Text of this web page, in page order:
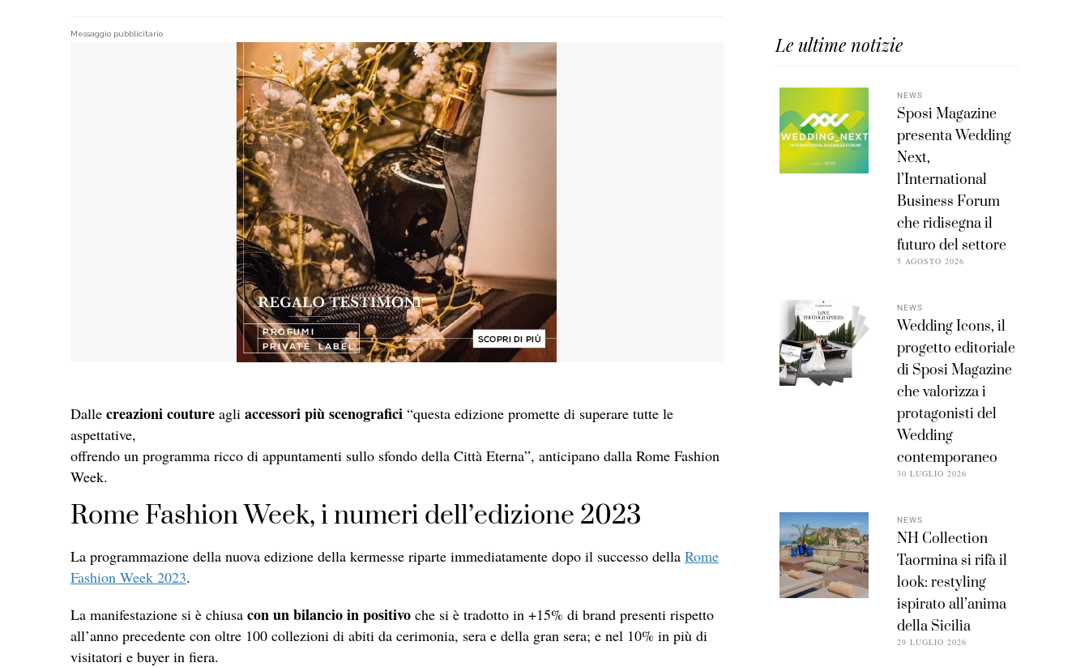
Messaggio pubblicitario
Dalle creazioni couture agli accessori più scenografici “questa edizione promette di superare tutte le
aspettative,
offrendo un programma ricco di appuntamenti sullo sfondo della Città Eterna”, anticipano dalla Rome Fashion
Week.
Rome Fashion Week, i numeri dell’edizione 2023
La programmazione della nuova edizione della kermesse riparte immediatamente dopo il successo della Rome
Fashion Week 2023.
La manifestazione si è chiusa con un bilancio in positivo che si è tradotto in +15% di brand presenti rispetto
all’anno precedente con oltre 100 collezioni di abiti da cerimonia, sera e della gran sera; e nel 10% in più di
visitatori e buyer in fiera.
Le ultime notizie
NEWS
Sposi Magazine
presenta Wedding
Next,
l’International
Business Forum
che ridisegna il
futuro del settore
5 AGOSTO 2026
NEWS
Wedding Icons, il
progetto editoriale
di Sposi Magazine
che valorizza i
protagonisti del
Wedding
contemporaneo
30 LUGLIO 2026
NEWS
NH Collection
Taormina si rifà il
look: restyling
ispirato all’anima
della Sicilia
29 LUGLIO 2026